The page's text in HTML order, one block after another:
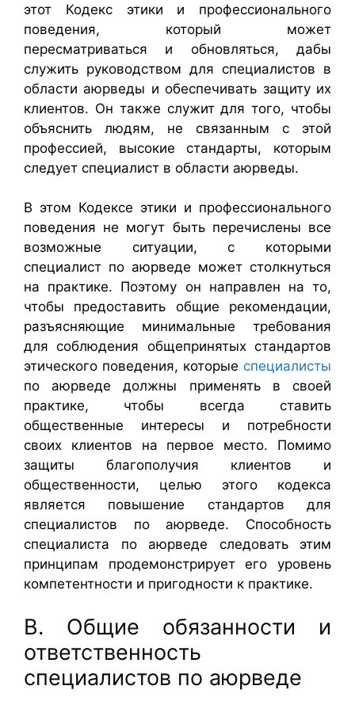
этот Кодекс этики и профессионального
поведения, который может
пересматриваться и обновляться, дабы
служить руководством для специалистов в
области аюрведы и обеспечивать защиту их
клиентов. Он также служит для того, чтобы
объяснить людям, не связанным с этой
профессией, высокие стандарты, которым
следует специалист в области аюрведы.
В этом Кодексе этики и профессионального
поведения не могут быть перечислены все
возможные ситуации, с которыми
специалист по аюрведе может столкнуться
на практике. Поэтому он направлен на то,
чтобы предоставить общие рекомендации,
разъясняющие минимальные требования
для соблюдения общепринятых стандартов
этического поведения, которые специалисты
по аюрведе должны применять в своей
практике, чтобы всегда ставить
общественные интересы и потребности
своих клиентов на первое место. Помимо
защиты благополучия клиентов и
общественности, целью этого кодекса
является повышение стандартов для
специалистов по аюрведе. Способность
специалиста по аюрведе следовать этим
принципам продемонстрирует его уровень
компетентности и пригодности к практике.
B. Общие обязанности и
ответственность
специалистов по аюрведе